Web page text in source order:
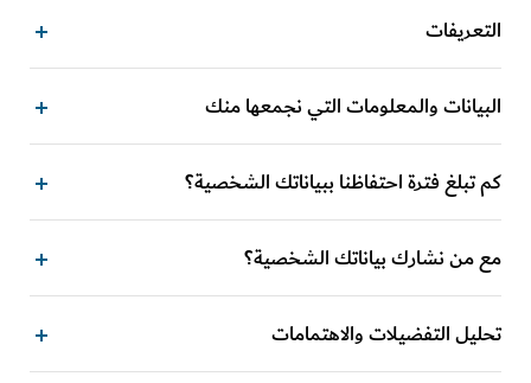
التعريفات
البيانات والمعلومات التي نجمعها منك
كم تبلغ فترة احتفاظنا ببياناتك الشخصية؟
مع من نشارك بياناتك الشخصية؟
تحليل التفضيلات والاهتمامات